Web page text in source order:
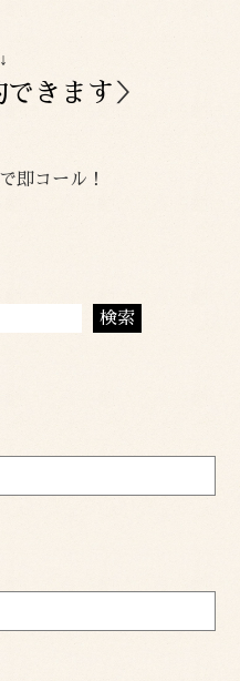
できます ＞
即コール！
検索